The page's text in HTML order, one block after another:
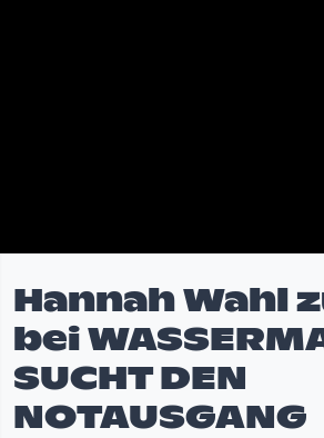
Hannah Wahl
bei
SUCHT DEN
NOTAUSGANG